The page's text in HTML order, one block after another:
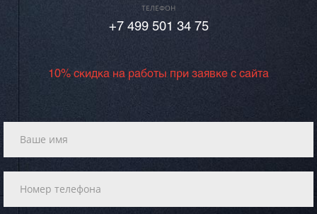
ТЕЛЕФОН
+7 499 501 34 75
10% скидка на работы при заявке с сайта